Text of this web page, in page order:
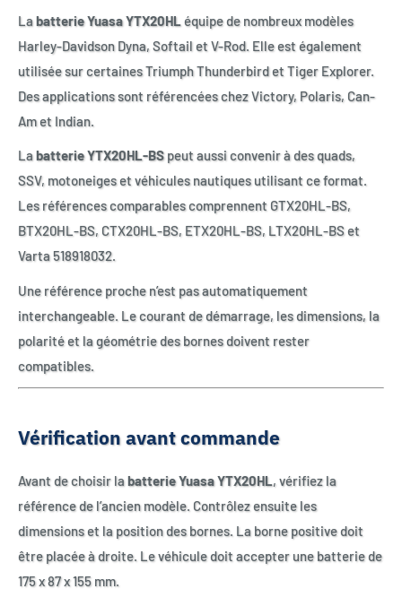
Labatterie Yuasa YTX20HLéquipe de nombreux modèles
Harley-Davidson Dyna, Softail et V-Rod. Elle est également
utilisée sur certaines Triumph Thunderbird et Tiger Explorer.
Des applications sont référencées chez Victory, Polaris, Can-
Am et Indian.
Labatterie YTX20HL-BSpeut aussi convenir à des quads,
SSV, motoneiges et véhicules nautiques utilisant ce format.
Les références comparables comprennent GTX20HL-BS,
BTX20HL-BS, CTX20HL-BS, ETX20HL-BS, LTX20HL-BS et
Varta 518918032.
Une référence proche n’est pas automatiquement
interchangeable. Le courant de démarrage, les dimensions, la
polarité et la géométrie des bornes doivent rester
compatibles.
Vérification avant commande
Avant de choisir labatterie Yuasa YTX20HL, vérifiez la
référence de l’ancien modèle. Contrôlez ensuite les
dimensions et la position des bornes. La borne positive doit
être placée à droite. Le véhicule doit accepter une batterie de
175 x 87 x 155 mm.